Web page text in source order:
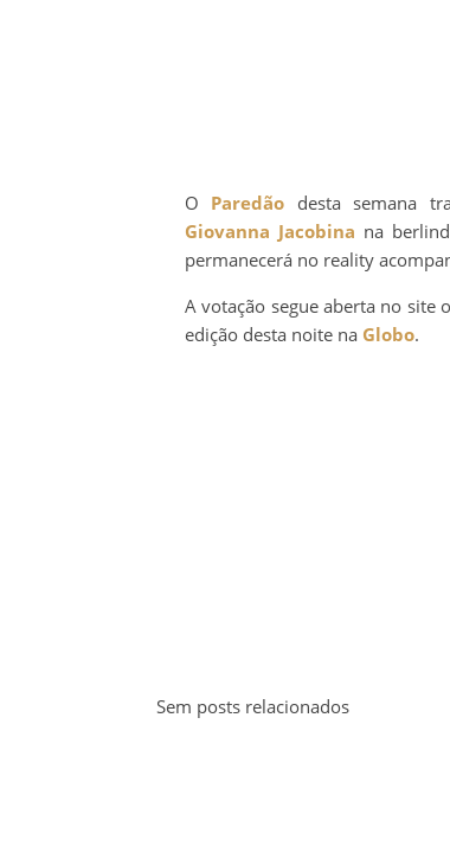
O Paredão desta semana
Giovanna Jacobina na
permanecerá no reality
A votação segue aberta no site
edição desta noite na Globo.
Sem posts relacionados